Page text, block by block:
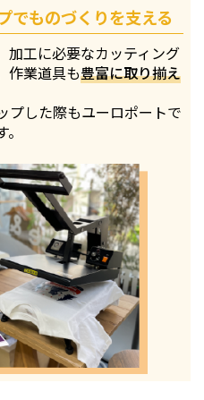
でものづくりを支える
加工に必要なカッティング
作業道具も豊富に取り揃え
プした際もユーロポートで